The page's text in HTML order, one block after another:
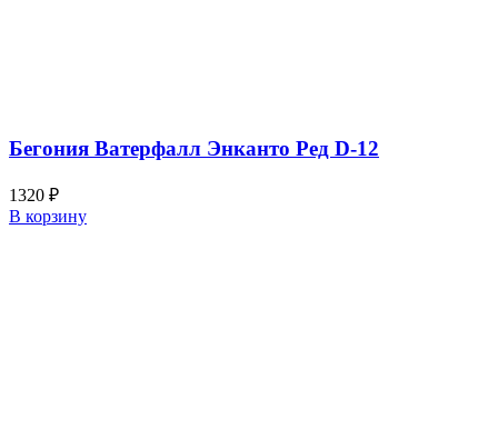
Бегония Ватерфалл Энканто Ред D-12
1320 ₽
В корзину